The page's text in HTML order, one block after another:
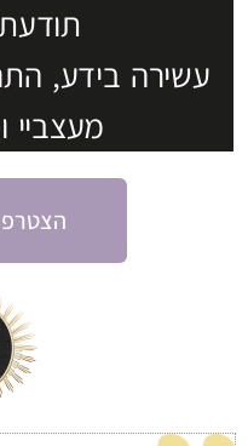
עשירה בידע,
מעצביי